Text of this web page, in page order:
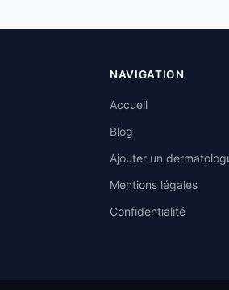
NAVIGATION
Accueil
Blog
Ajouter un
Mentions légales
Confidentialité